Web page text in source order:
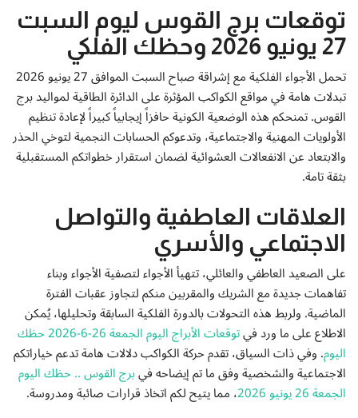
من نحن
سياسة الخصوصية
البنود والشروط
رئيس التحرير
إتصل بنا
توقعات برج القوس ليوم السبت
27 يونيو 2026 وحظك الفلكي
تحمل الأجواء الفلكية مع إشراقة صباح السبت الموافق 27 يونيو 2026
تبدلات هامة في مواقع الكواكب المؤثرة على الدائرة الطاقية لمواليد برج
القوس. تمنحكم هذه الوضعية الكونية حافزاً إيجابياً كبيراً لإعادة تنظيم
الأولويات المهنية والاجتماعية، وتدعوكم الحسابات النجمية لتوخي الحذر
والابتعاد عن الانفعالات العشوائية لضمان استقرار خطواتكم المستقبلية
بثقة تامة.
العلاقات العاطفية والتواصل
الاجتماعي والأسري
على الصعيد العاطفي والعائلي، تتهيأ الأجواء لتصفية الأجواء وبناء
تفاهمات جديدة مع الشريك والمقربين منكم لتجاوز عقبات الفترة
الماضية. ولربط هذه التحولات بالدورة الفلكية السابقة وتحليلها، يُمكن
الاطلاع على ما ورد في توقعات الأبراج اليوم الجمعة 26-6-2026 حظك
اليوم. وفي ذات السياق، تقدم حركة الكواكب دلالات هامة تدعم خياراتكم
الاجتماعية والشخصية وفق ما تم إيضاحه فيبرج القوس .. حظك اليوم
الجمعة 26 يونيو 2026 ، مما يتيح لكم اتخاذ قرارات صائبة ومدروسة.